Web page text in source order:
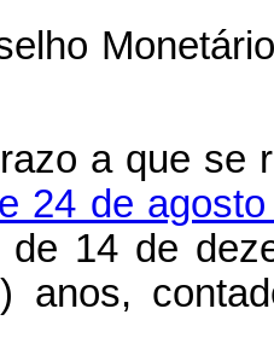
a que se
24 de
de 14 de
anos,